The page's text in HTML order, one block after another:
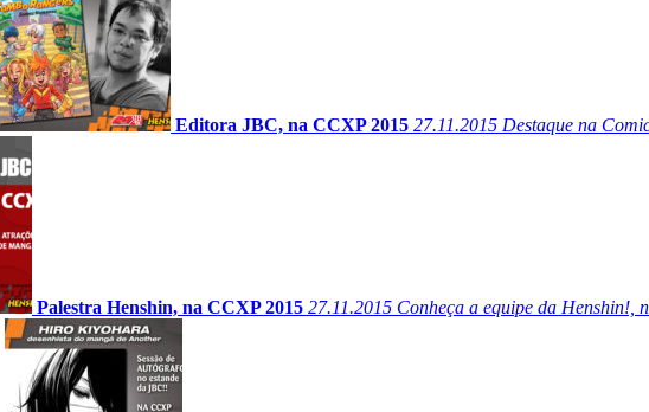
Editora JBC, na CCXP 2015 27.11.2015 Destaque na
Palestra Henshin, na CCXP 2015 27.11.2015 Conheça a equipe da Henshin!,